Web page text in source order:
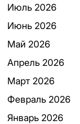
Июль 2026
Июнь 2026
Май 2026
Апрель 2026
Март 2026
Февраль 2026
Январь 2026